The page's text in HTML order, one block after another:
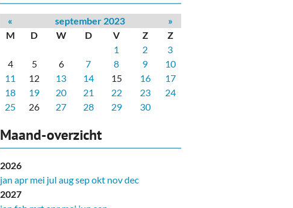
« september 2023
»
M
D W D V Z
Z
1
2
3
4
5 6 7 8 9
10
11
12 13 14 15 16
17
18
19 20 21 22 23
24
25
26 27 28 29 30
Maand-overzicht
2026
jan apr mei jul augsepokt novdec
2027